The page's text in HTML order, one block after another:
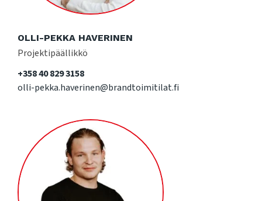
OLLI-PEKKA HAVERINEN
Projektipäällikkö
+358 40 829 3158
olli-pekka.haverinen@brandtoimitilat.fi